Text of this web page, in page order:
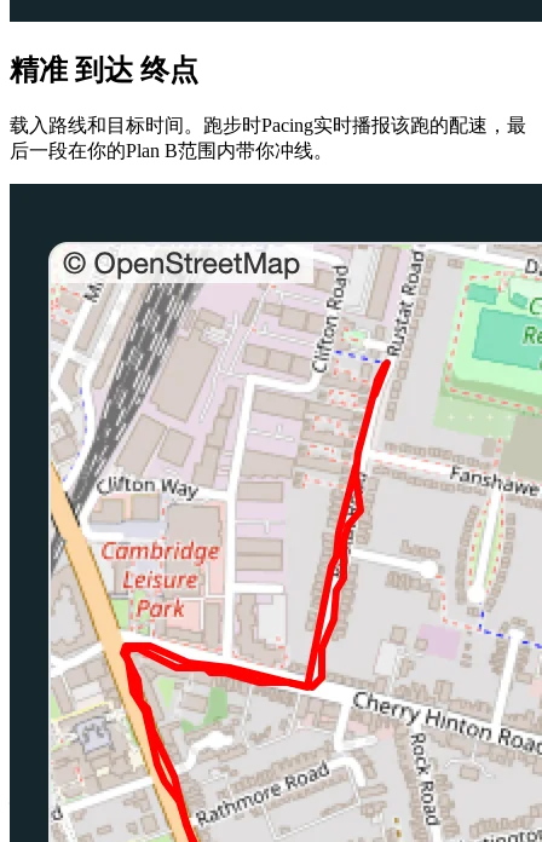
精准 到达 终点
载入路线和目标时间。跑步时Pacing实时播报该跑的配速，最
后一段在你的Plan B范围内带你冲线。
跑前、跑中、跑后，一切尽在掌控。
你的训练 资料库